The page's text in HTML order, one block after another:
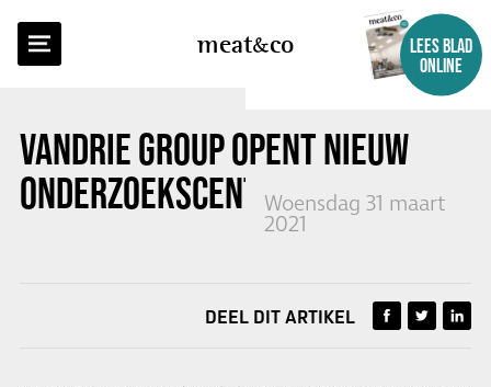
meatco
LEES BLAD
ONLINE
VANDRIE GROUP OPENT NIEUW
ONDERZOEKSCENTRUM IN UDDEL
Woensdag 31 maart
2021
TERUG NAAR OVERZICHT
DEEL DIT ARTIKEL